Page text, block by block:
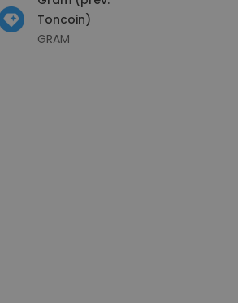
Toncoin)
GRAM